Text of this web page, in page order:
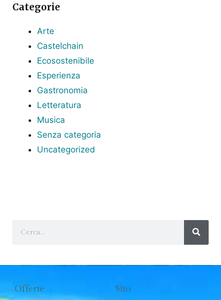
Categorie
Arte
Castelchain
Ecosostenibile
Esperienza
Gastronomia
Letteratura
Musica
Senza categoria
Uncategorized
Offerte Sito